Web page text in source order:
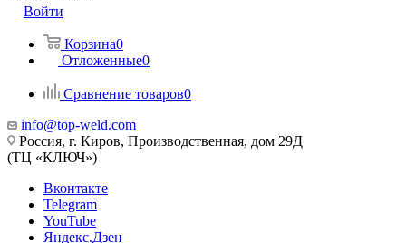
Войти
Корзина0
Отложенные0
Сравнение товаров0
info@top-weld.com
Россия, г. Киров, Производственная, дом 29Д
(ТЦ «КЛЮЧ»)
Вконтакте
Telegram
YouTube
Яндекс.Дзен